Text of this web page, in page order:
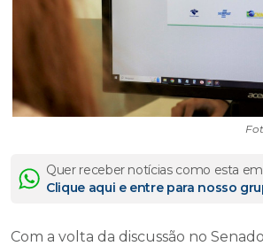
Quer receber notícias como esta
Clique aqui e entre para nosso
Com a volta da discussão no